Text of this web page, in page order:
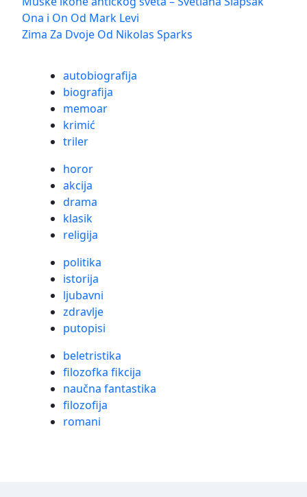
Ona i On Od Mark Levi
Zima Za Dvoje Od Nikolas Sparks
autobiografija
biografija
memoar
krimić
triler
horor
akcija
drama
klasik
religija
politika
istorija
ljubavni
zdravlje
putopisi
beletristika
filozofka fikcija
naučna fantastika
filozofija
romani